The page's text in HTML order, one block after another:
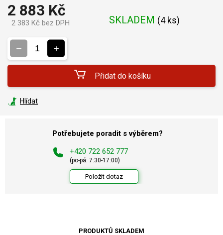
2 883 Kč
2 383 Kč bez DPH SKLADEM (4 ks)
Přidat do košíku
Hlídat
Potřebujete poradit s výběrem?
+420 722 652 777
(po-pá: 7:30-17:00)
Položit dotaz
PRODUKTŮ SKLADEM